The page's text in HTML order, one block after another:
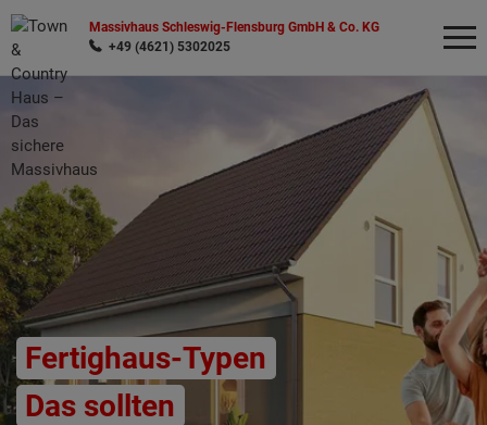
Massivhaus Schleswig-Flensburg GmbH & Co. KG
+49 (4621) 5302025
Fertighaus-Typen
Das sollten
Wonach möchten Sie suchen?